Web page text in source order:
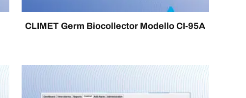
CLIMET Germ Biocollector Modello CI-95A